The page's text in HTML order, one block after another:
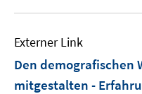
Externer Link
Den demografischen
mitgestalten -